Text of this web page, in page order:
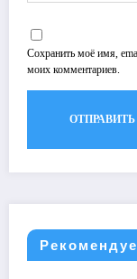
Сохранить моё имя,
моих комментариев.